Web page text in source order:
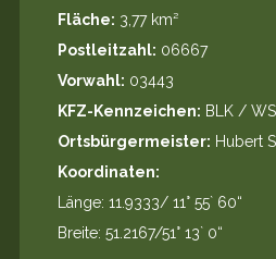
Fläche: 3,77 km²
Postleitzahl: 06667
Vorwahl: 03443
KFZ-Kennzeichen: BLK /
Ortsbürgermeister: Hubert
Koordinaten:
Länge: 11.9333/ 11° 55` 60“
Breite: 51.2167/51° 13` 0“